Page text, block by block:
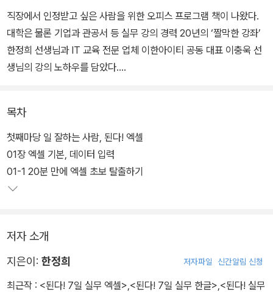
직장에서 인정받고 싶은 사람을 위한 오피스 프로그램 책이 나왔다.
대학은 물론 기업과 관공서 등 실무 강의 경력 20년의 ‘짤막한 강좌’
한정희 선생님과 IT 교육 전문 업체 이한아이티 공동 대표 이충욱 선
생님의 강의 노하우를 담았다.
습마다 QR코드를 스캔하면 동영상 강의가 자동으로 연결된다. 책으
로 공부해도 충분하지만, 동영상 강의가 필요한 독자를 위한 세심한
배려가 돋보인다.
‘엑셀 편’에서는 데이터 정리는 물론, 견적서 만드는 방법, 수식과 함
기, 그래프 만들기, 엑셀과 연동하는 내용까지 담았다. ‘워드&한글
편’에서는 보고서 만들기에서 알아야 할 스타일 설정부터 인쇄하는
목차
첫째마당 일 잘하는 사람, 된다! 엑셀
01장 엑셀 기본, 데이터 입력
01-1 20분 만에 엑셀 초보 탈출하기
저자 소개
지은이: 한정희 저자파일 신간알림 신청
최근작 : <된다! 7일 실무 엑셀> <된다! 7일 실무 한글> <된다! 실무